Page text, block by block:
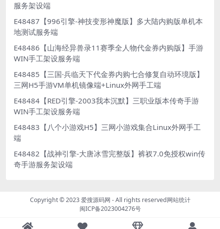
服务架设端
E48487【996引擎-神技变形神魔版】多大陆内购版单机本
地测试服务端
E48486【山海经异兽录11赛季全人物代金券内购版】手游
WIN手工架设服务端
E48485【三国·兵临天下代金券内购七合修复自动环境版】
三网H5手游VM单机镜像端+Linux外网手工端
E48484【RED引擎-2003我本沉默】三职业版本传奇手游
WIN手工架设服务端
E48483【八个小游戏H5】三网小游戏集合Linux外网手工
端
E48482【战神引擎-大唐冰雪完整版】裤衩7.0免授权win传
奇手游服务架设端
Copyright © 2023爱搜源码网 - All rights reserved网站统计
闽ICP备2023004276号